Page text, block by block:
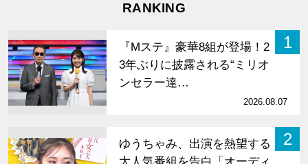
RANKING
1
『Mステ』豪華8組が登場！2
3年ぶりに披露される“ミリオ
ンセラー達…
2026.08.07
2
ゆうちゃみ、出演を熱望する